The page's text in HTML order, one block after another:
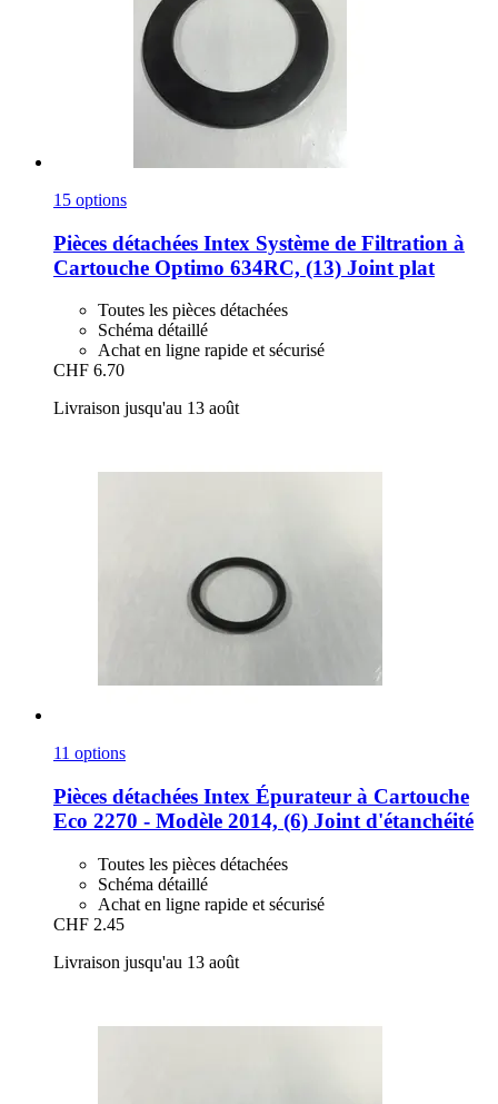
15 options
Pièces détachées Intex Système de Filtration à
Cartouche Optimo 634RC, (13) Joint plat
Toutes les pièces détachées
Schéma détaillé
Achat en ligne rapide et sécurisé
CHF 6.70
Livraison jusqu'au 13 août
11 options
Pièces détachées Intex Épurateur à Cartouche
Eco 2270 -​ Modèle 2014, (6) Joint d'étanchéité
Toutes les pièces détachées
Schéma détaillé
Achat en ligne rapide et sécurisé
CHF 2.45
Livraison jusqu'au 13 août